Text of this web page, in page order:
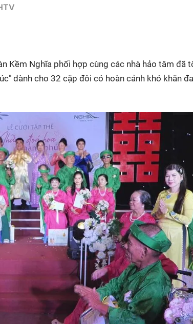
Khán giả HTV
Phim truyền hình
Phim tài liệu
Made By Vietnam
Ngày hội HTV
Chung một tấm
lòng
Kềm Nghĩa phối hợp cùng các nhà hảo tâm đã
dành cho 32 cặp đôi có hoàn cảnh khó khăn